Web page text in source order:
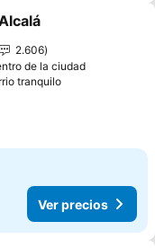
favoritos
2.606
de la ciudad
tranquiloVer precios
Ver precios